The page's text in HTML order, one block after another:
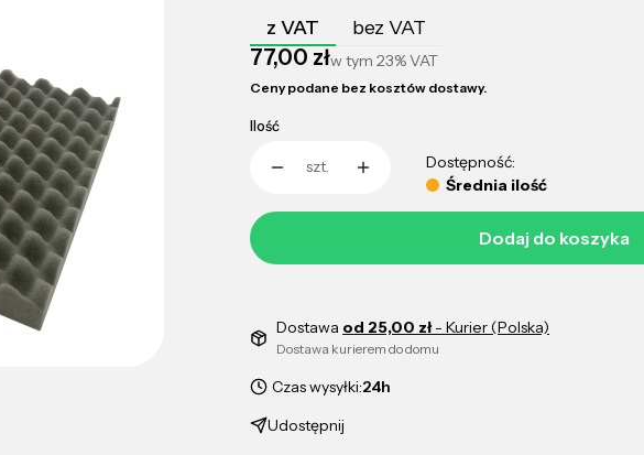
z VAT bez VAT
Cena
77,00 złw tym 23%VAT
Ceny podane bez kosztów dostawy.
Ilość
szt.
Dostępność:
Średnia ilość
Dodaj do koszyka
Dostawa od 25,00 zł- Kurier (Polska)
Dostawa kurierem do domu
Czas wysyłki:24h
Udostępnij